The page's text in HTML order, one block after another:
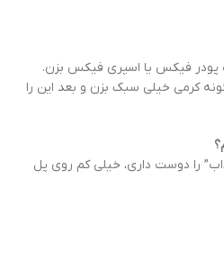
پودر فیکس یا اسپری فیکس بزن.
کرمی خیلی سبک بزن و بعد این را
را دوست داری، خیلی کم روی پل